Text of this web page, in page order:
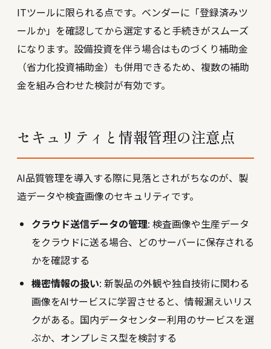
ITツールに限られる点です。ベンダーに「登録済みツ
ールか」を確認してから選定すると手続きがスムーズ
になります。設備投資を伴う場合はものづくり補助金
（省力化投資補助金）も併用できるため、複数の補助
金を組み合わせた検討が有効です。
セキュリティと情報管理の注意点
AI品質管理を導入する際に見落とされがちなのが、製
造データや検査画像のセキュリティです。
クラウド送信データの管理: 検査画像や生産データ
をクラウドに送る場合、どのサーバーに保存される
かを確認する
機密情報の扱い: 新製品の外観や独自技術に関わる
画像をAIサービスに学習させると、情報漏えいリス
クがある。国内データセンター利用のサービスを選
ぶか、オンプレミス型を検討する